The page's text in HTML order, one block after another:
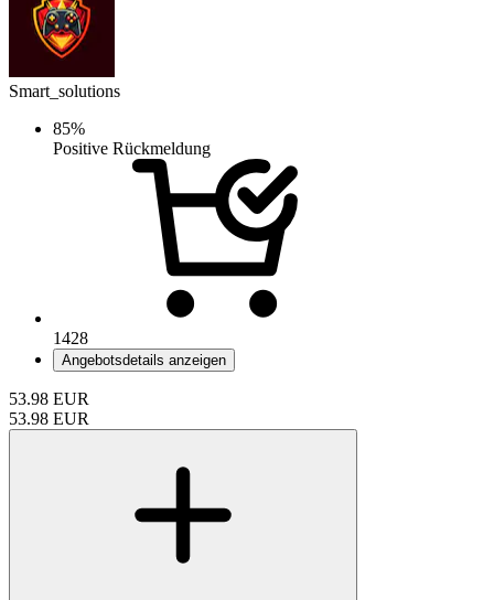
Smart_solutions
85%
Positive Rückmeldung
1428
Angebotsdetails anzeigen
53.98 EUR
53.98 EUR